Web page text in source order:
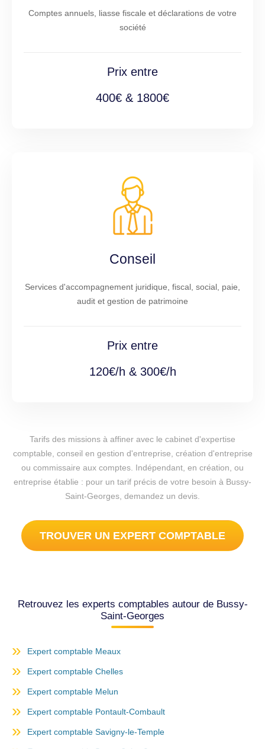
Comptes annuels, liasse fiscale et déclarations de votre
société
Prix entre
400€ & 1800€
Conseil
Services d'accompagnement juridique, fiscal, social, paie,
audit et gestion de patrimoine
Prix entre
120€/h & 300€/h
Tarifs des missions à affiner avec le cabinet d'expertise
comptable, conseil en gestion d'entreprise, création d'entreprise
ou commissaire aux comptes. Indépendant, en création, ou
entreprise établie : pour un tarif précis de votre besoin à Bussy-
Saint-Georges, demandez un devis.
TROUVER UN EXPERT COMPTABLE
Retrouvez les experts comptables autour de Bussy-
Saint-Georges
Expert comptable Meaux
Expert comptable Chelles
Expert comptable Melun
Expert comptable Pontault-Combault
Expert comptable Savigny-le-Temple